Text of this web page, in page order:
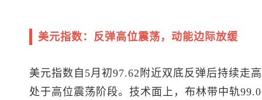
美元指数 ：反弹高位震荡，动能边际放缓
美元指数 自5月初97.62附近双底反弹后持续走
处于高位震荡阶段。技术面上，布林带中轨